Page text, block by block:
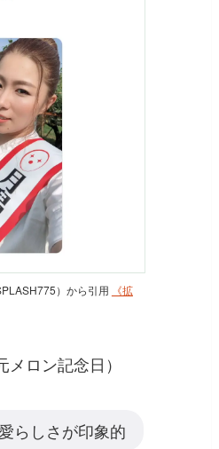
）から引用
《拡
ロン記念日）
らしさが印象的